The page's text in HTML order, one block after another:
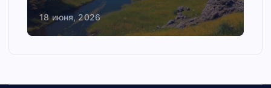
18 июня, 2026